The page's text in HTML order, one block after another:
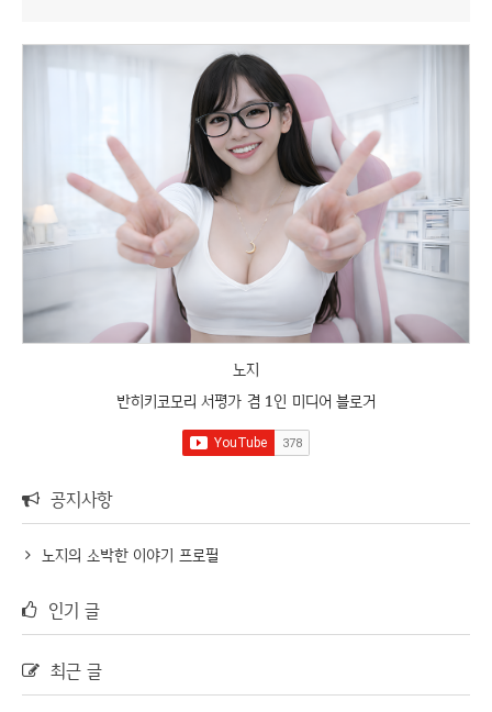
노지
반히키코모리 서평가 겸 1인 미디어 블로거
공지사항
노지의 소박한 이야기 프로필
인기 글
최근 글